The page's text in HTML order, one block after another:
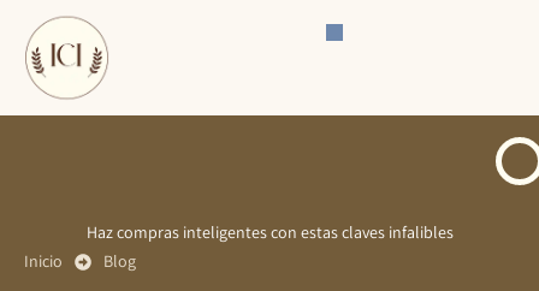
contenido
Haz compras inteligentes con estas claves infalibles
Inicio
Blog